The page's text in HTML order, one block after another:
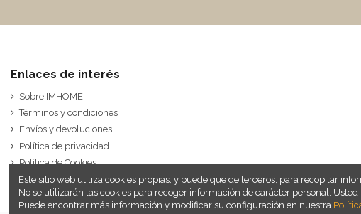
Enlaces de interés
Sobre IMHOME
Términos y condiciones
Envíos y devoluciones
Política de privacidad
Política de Cookies
Este sitio web utiliza cookies propias, y puede que de terceros, para recopilar
No se utilizarán las cookies para recoger información de carácter personal.
Puede encontrar más información y modificar su configuración en nuestra